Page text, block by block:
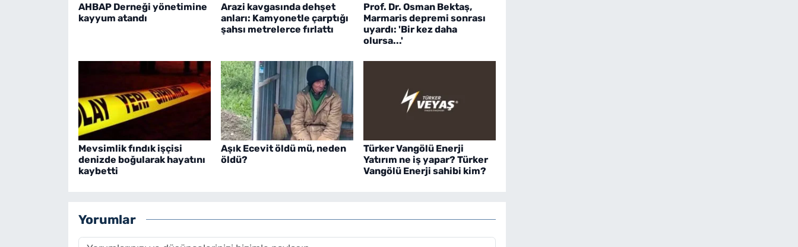
AHBAP Derneği yönetimine
kayyum atandı
Arazi kavgasında dehşet
anları: Kamyonetle çarptığı
şahsı metrelerce fırlattı
Prof. Dr. Osman Bektaş,
Marmaris depremi sonrası
uyardı: 'Bir kez daha
olursa...'
Mevsimlik fındık işçisi
denizde boğularak hayatını
kaybetti
Aşık Ecevit öldü mü, neden
öldü?
Türker Vangölü Enerji
Yatırım ne iş yapar? Türker
Vangölü Enerji sahibi kim?
Yorumlar